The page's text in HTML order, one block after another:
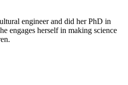
engineer and did her PhD in
engages herself in making science